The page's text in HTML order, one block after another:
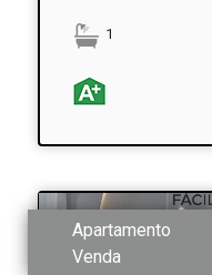
1
Apartamento
Venda